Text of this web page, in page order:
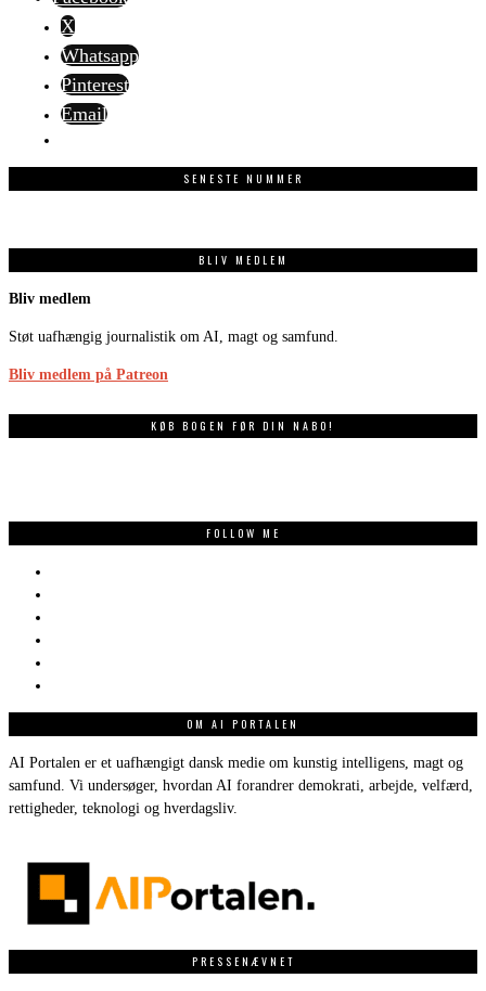
X
Whatsapp
Pinterest
Email
SENESTE NUMMER
BLIV MEDLEM
Bliv medlem
Støt uafhængig journalistik om AI, magt og samfund.
Bliv medlem på Patreon
KØB BOGEN FØR DIN NABO!
FOLLOW ME
OM AI PORTALEN
AI Portalen er et uafhængigt dansk medie om kunstig intelligens, magt og
samfund. Vi undersøger, hvordan AI forandrer demokrati, arbejde, velfærd,
rettigheder, teknologi og hverdagsliv.
PRESSENÆVNET